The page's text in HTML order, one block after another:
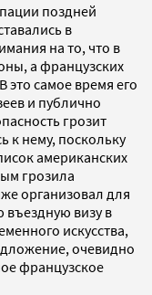
поздней
в
на то, что в
а французских
это самое время его
и публично
грозит
к нему, поскольку
американских
грозила
организовал для
визу в
искусства,
очевидно
французское